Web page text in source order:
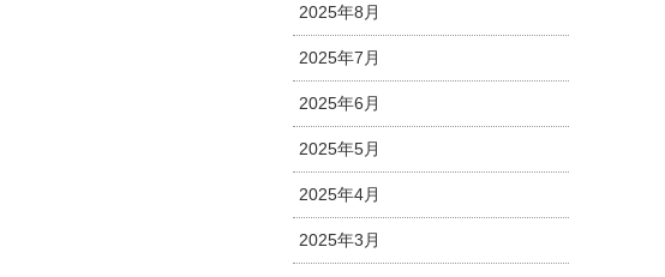
2025年8月
2025年7月
2025年6月
2025年5月
2025年4月
2025年3月